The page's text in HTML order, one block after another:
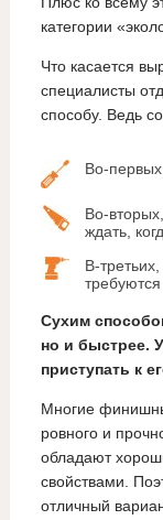
категории
Что касается
специалисты
способу. Ведь
Во-
Во-
ждать,
В-
Сухим
но и быстрее.
приступать к
Многие
ровного и
обладают
свойствами.
отличный